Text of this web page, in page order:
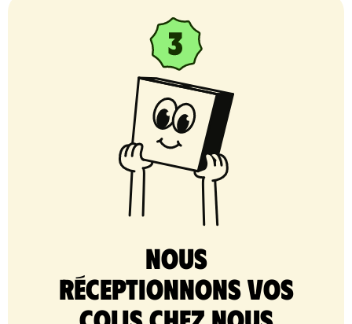
nous
réceptionnons vos